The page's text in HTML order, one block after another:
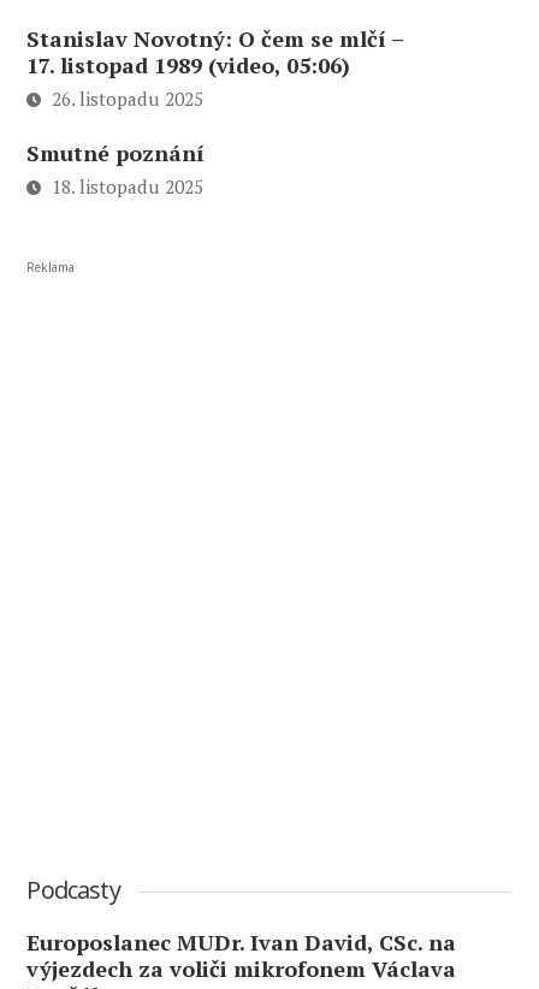
Stanislav Novotný: O čem se mlčí –
17. listopad 1989 (video, 05:06)
26. listopadu 2025
Smutné poznání
18. listopadu 2025
Reklama
Podcasty
Europoslanec MUDr. Ivan David, CSc. na
výjezdech za voliči mikrofonem Václava